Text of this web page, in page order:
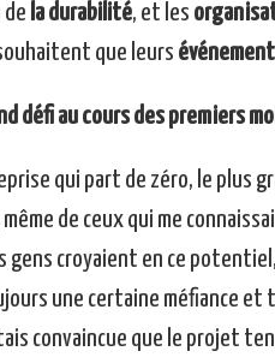
de la durabilité, et les
que leurs
défi au cours des premiers
qui part de zéro, le plus
même de ceux qui me
gens croyaient en ce
une certaine méfiance et
convaincue que le projet